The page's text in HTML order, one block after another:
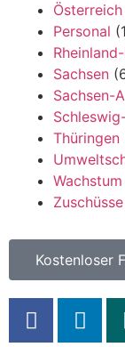
Österreich
Personal
Sachsen
Sachsen-
Thüringen
Wachstum
Zuschüsse
Kostenloser